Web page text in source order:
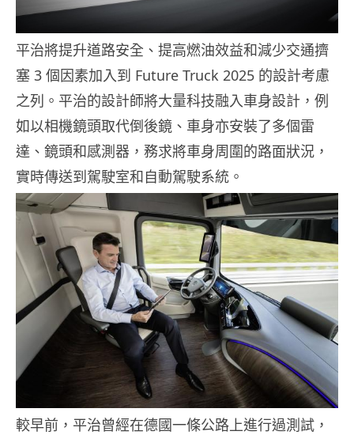
平治將提升道路安全、提高燃油效益和減少交通擠
塞 3 個因素加入到 Future Truck 2025 的設計考慮
之列。平治的設計師將大量科技融入車身設計，例
如以相機鏡頭取代倒後鏡、車身亦安裝了多個雷
達、鏡頭和感測器，務求將車身周圍的路面狀況，
實時傳送到駕駛室和自動駕駛系統。
較早前，平治曾經在德國一條公路上進行過測試，